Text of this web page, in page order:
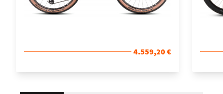
4.559,20 €